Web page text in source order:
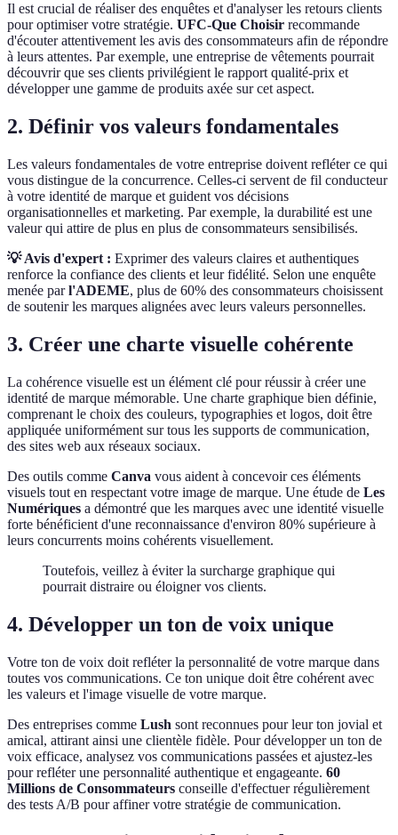
Il est crucial de réaliser des enquêtes et d'analyser les retours clients
pour optimiser votre stratégie. UFC-Que Choisir recommande
d'écouter attentivement les avis des consommateurs afin de répondre
à leurs attentes. Par exemple, une entreprise de vêtements pourrait
découvrir que ses clients privilégient le rapport qualité-prix et
développer une gamme de produits axée sur cet aspect.
2. Définir vos valeurs fondamentales
Les valeurs fondamentales de votre entreprise doivent refléter ce qui
vous distingue de la concurrence. Celles-ci servent de fil conducteur
à votre identité de marque et guident vos décisions
organisationnelles et marketing. Par exemple, la durabilité est une
valeur qui attire de plus en plus de consommateurs sensibilisés.
💡 Avis d'expert : Exprimer des valeurs claires et authentiques
renforce la confiance des clients et leur fidélité. Selon une enquête
menée parl'ADEME, plus de 60% des consommateurs choisissent
de soutenir les marques alignées avec leurs valeurs personnelles.
3. Créer une charte visuelle cohérente
La cohérence visuelle est un élément clé pour réussir à créer une
identité de marque mémorable. Une charte graphique bien définie,
comprenant le choix des couleurs, typographies et logos, doit être
appliquée uniformément sur tous les supports de communication,
des sites web aux réseaux sociaux.
Des outils comme Canva vous aident à concevoir ces éléments
visuels tout en respectant votre image de marque. Une étude de Les
Numériques a démontré que les marques avec une identité visuelle
forte bénéficient d'une reconnaissance d'environ 80% supérieure à
leurs concurrents moins cohérents visuellement.
Toutefois, veillez à éviter la surcharge graphique qui
pourrait distraire ou éloigner vos clients.
4. Développer un ton de voix unique
Votre ton de voix doit refléter la personnalité de votre marque dans
toutes vos communications. Ce ton unique doit être cohérent avec
les valeurs et l'image visuelle de votre marque.
Des entreprises comme Lush sont reconnues pour leur ton jovial et
amical, attirant ainsi une clientèle fidèle. Pour développer un ton de
voix efficace, analysez vos communications passées et ajustez-les
pour refléter une personnalité authentique et engageante. 60
Millions de Consommateurs conseille d'effectuer régulièrement
des tests A/B pour affiner votre stratégie de communication.